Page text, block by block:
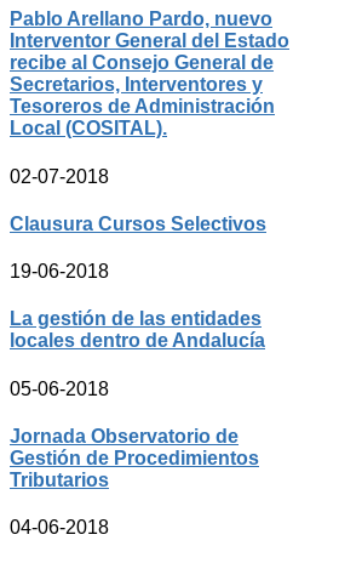
Pablo Arellano Pardo, nuevo
Interventor General del Estado
recibe al Consejo General de
Secretarios, Interventores y
Tesoreros de Administración
Local (COSITAL).
02-07-2018
Clausura Cursos Selectivos
19-06-2018
La gestión de las entidades
locales dentro de Andalucía
05-06-2018
Jornada Observatorio de
Gestión de Procedimientos
Tributarios
04-06-2018